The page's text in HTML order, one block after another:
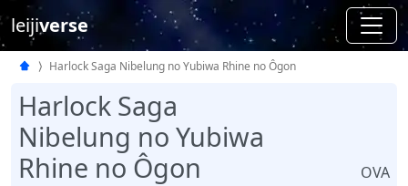
leijiverse
Harlock Saga Nibelung no Yubiwa Rhine no Ôgon
Harlock Saga
Nibelung no Yubiwa
Rhine no Ôgon
OVA